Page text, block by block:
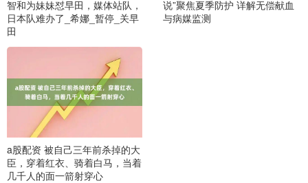
智和为妹妹怼早田，媒体站队，
日本队难办了_希娜_暂停_关早
田
说”聚焦夏季防护 详解无偿献血
与病媒监测
a股配资 被自己三年前杀掉的大
臣，穿着红衣、骑着白马，当着
几千人的面一箭射穿心